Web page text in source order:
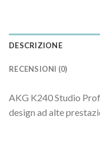
DESCRIZIONE
RECENSIONI (0)
AKG K240 Studio
design ad alte